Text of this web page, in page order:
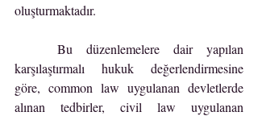
oluşturmaktadır.
karşılaştırmalı hukuk değerlendirmesine
göre, common law uygulanan devletlerde
alınan tedbirler, civil law uygulanan